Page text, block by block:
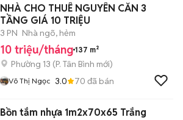
NHÀ CHO THUÊ NGUYÊN CĂN 3
TẦNG GIÁ 10 TRIỆU
3 PN Nhà ngõ, hẻm
10 triệu/tháng 137 m²
Phường 13 (P. Tân Bình mới)
Võ Thị Ngọc 3.0 70 đã bán
Bồn tắm nhựa 1m2x70x65 Trắng